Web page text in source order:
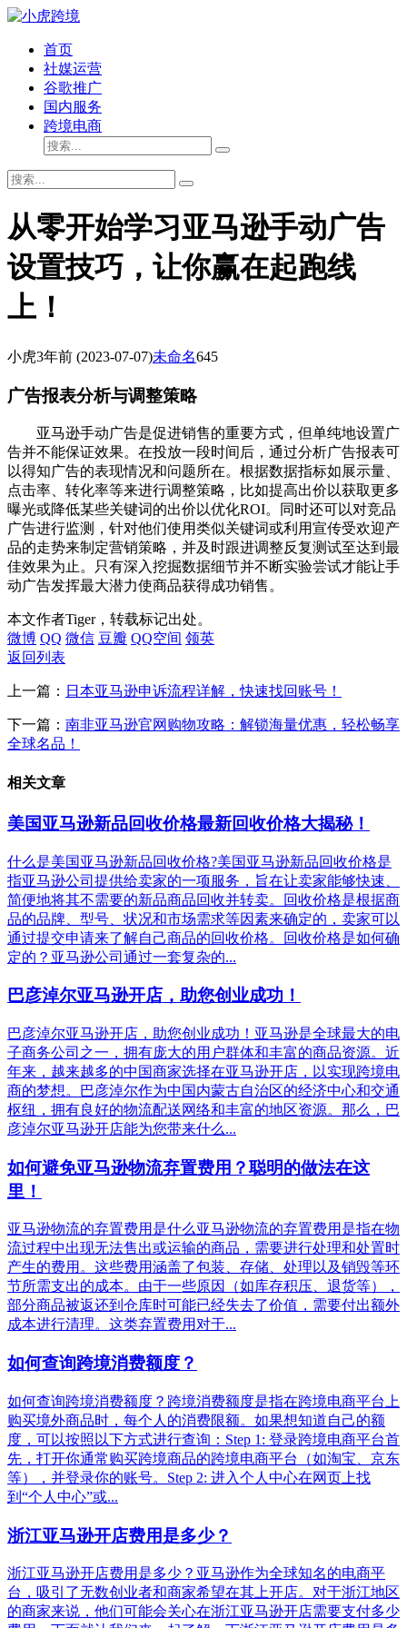
首页
社媒运营
谷歌推广
国内服务
跨境电商
从零开始学习亚马逊手动广告
设置技巧，让你赢在起跑线
上！
小虎3年前 (2023-07-07)未命名645
广告报表分析与调整策略
亚马逊手动广告是促进销售的重要方式，但单纯地设置广
告并不能保证效果。在投放一段时间后，通过分析广告报表可
以得知广告的表现情况和问题所在。根据数据指标如展示量、
点击率、转化率等来进行调整策略，比如提高出价以获取更多
曝光或降低某些关键词的出价以优化ROI。同时还可以对竞品
广告进行监测，针对他们使用类似关键词或利用宣传受欢迎产
品的走势来制定营销策略，并及时跟进调整反复测试至达到最
佳效果为止。只有深入挖掘数据细节并不断实验尝试才能让手
动广告发挥最大潜力使商品获得成功销售。
本文作者Tiger，转载标记出处。
微博 QQ 微信 豆瓣 QQ空间 领英
返回列表
上一篇： 日本亚马逊申诉流程详解，快速找回账号！
下一篇： 南非亚马逊官网购物攻略：解锁海量优惠，轻松畅享
全球名品！
相关文章
美国亚马逊新品回收价格最新回收价格大揭秘！
什么是美国亚马逊新品回收价格?美国亚马逊新品回收价格是
指亚马逊公司提供给卖家的一项服务，旨在让卖家能够快速、
简便地将其不需要的新品商品回收并转卖。回收价格是根据商
品的品牌、型号、状况和市场需求等因素来确定的，卖家可以
通过提交申请来了解自己商品的回收价格。回收价格是如何确
定的？亚马逊公司通过一套复杂的...
巴彦淖尔亚马逊开店，助您创业成功！
巴彦淖尔亚马逊开店，助您创业成功！亚马逊是全球最大的电
子商务公司之一，拥有庞大的用户群体和丰富的商品资源。近
年来，越来越多的中国商家选择在亚马逊开店，以实现跨境电
商的梦想。巴彦淖尔作为中国内蒙古自治区的经济中心和交通
枢纽，拥有良好的物流配送网络和丰富的地区资源。那么，巴
彦淖尔亚马逊开店能为您带来什么...
如何避免亚马逊物流弃置费用？聪明的做法在这
里！
亚马逊物流的弃置费用是什么亚马逊物流的弃置费用是指在物
流过程中出现无法售出或运输的商品，需要进行处理和处置时
产生的费用。这些费用涵盖了包装、存储、处理以及销毁等环
节所需支出的成本。由于一些原因（如库存积压、退货等），
部分商品被返还到仓库时可能已经失去了价值，需要付出额外
成本进行清理。这类弃置费用对于...
如何查询跨境消费额度？
如何查询跨境消费额度？跨境消费额度是指在跨境电商平台上
购买境外商品时，每个人的消费限额。如果想知道自己的额
度，可以按照以下方式进行查询：Step 1: 登录跨境电商平台首
先，打开你通常购买跨境商品的跨境电商平台（如淘宝、京东
等），并登录你的账号。Step 2: 进入个人中心在网页上找
到“个人中心”或...
浙江亚马逊开店费用是多少？
浙江亚马逊开店费用是多少？亚马逊作为全球知名的电商平
台，吸引了无数创业者和商家希望在其上开店。对于浙江地区
的商家来说，他们可能会关心在浙江亚马逊开店需要支付多少